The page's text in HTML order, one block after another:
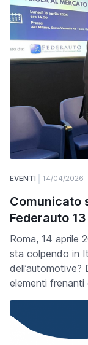
EVENTI 14/04/2026
Comunicato
Federauto
Roma, 14 aprile
sta colpendo in
elementi frenanti